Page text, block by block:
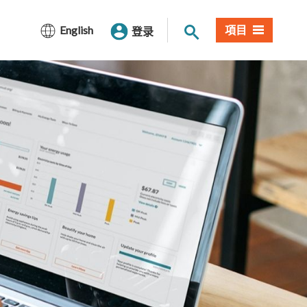
English 登录 网站搜索項目